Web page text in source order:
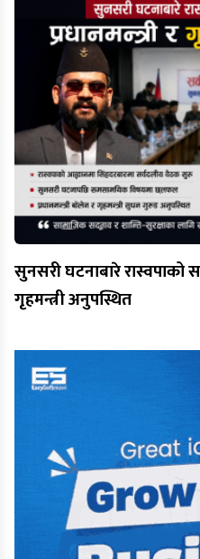
सुनसरी घटनाबारे रास्वपाको
गृहमन्त्री अनुपस्थित